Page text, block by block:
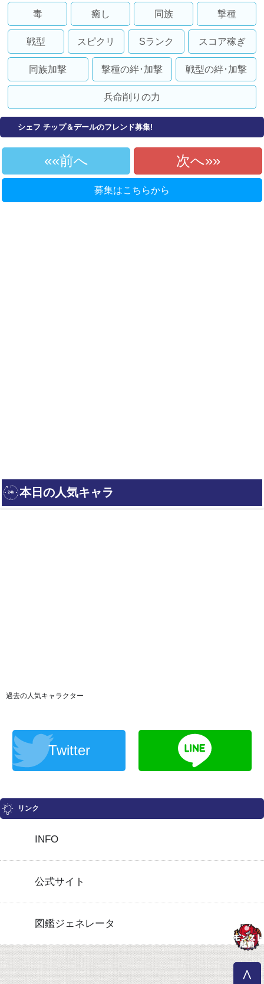
毒 癒し 同族 撃種
戦型 スピクリ Sランク スコア稼ぎ
同族加撃 撃種の絆･加撃 戦型の絆･加撃
兵命削りの力
シェフ チップ＆デールのフレンド募集!
«前へ 次へ»
募集はこちらから
過去の人気キャラクター
Twitter
リンク
INFO
公式サイト
図鑑ジェネレータ